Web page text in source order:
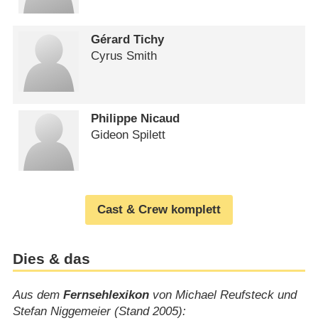
Gérard Tichy
Cyrus Smith
Philippe Nicaud
Gideon Spilett
Cast & Crew komplett
Dies & das
Aus dem Fernsehlexikonvon Michael Reufsteck und
Stefan Niggemeier (Stand 2005):